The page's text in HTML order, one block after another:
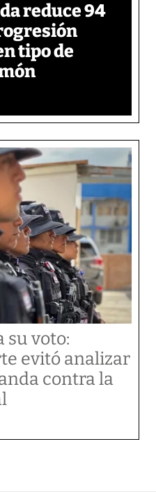
reduce 94
tipo de
su voto:
evitó analizar
contra la